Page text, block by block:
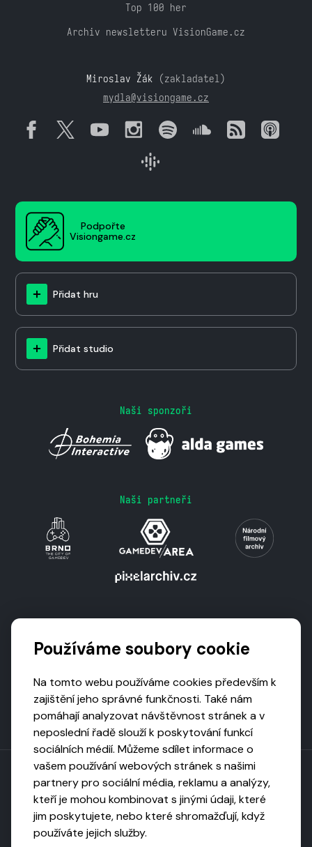
Top 100 her
Archiv newsletteru VisionGame.cz
Miroslav Žák (zakladatel)
mydla@visiongame.cz
Podpořte
Visiongame.cz
Přidat hru
Přidat studio
Naši sponzoři
Naši partneři
Toto dílo podléhá licenci CC BY-NC-ND
Uveďte původ, neužívejte komerčně, nezpracovávejte.
Používáme soubory cookie
Na tomto webu používáme cookies především k
zajištění jeho správné funkčnosti. Také nám
pomáhají analyzovat návštěvnost stránek a v
neposlední řadě slouží k poskytování funkcí
sociálních médií. Můžeme sdílet informace o
vašem používání webových stránek s našimi
partnery pro sociální média, reklamu a analýzy,
kteří je mohou kombinovat s jinými údaji, které
jim poskytujete, nebo které shromažďují, když
používáte jejich služby.